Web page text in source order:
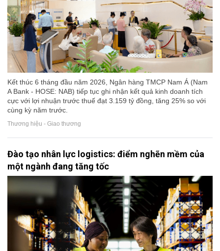
Kết thúc 6 tháng đầu năm 2026, Ngân hàng TMCP Nam Á (Nam
A Bank - HOSE: NAB) tiếp tục ghi nhận kết quả kinh doanh tích
cực với lợi nhuận trước thuế đạt 3.159 tỷ đồng, tăng 25% so với
cùng kỳ năm trước.
Thương hiệu - Giao thương
Đào tạo nhân lực logistics: điểm nghẽn mềm của
một ngành đang tăng tốc